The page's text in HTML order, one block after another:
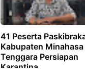
41 Peserta
Kabupaten Minahasa
Tenggara Persiapan
Karantina